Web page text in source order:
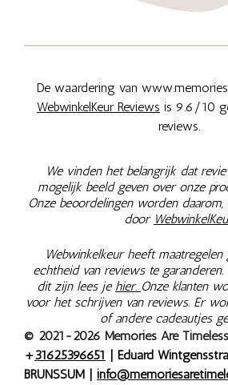
De waardering van
WebwinkelKeur Reviews is 9.6/10
reviews.
We vinden het belangrijk dat
mogelijk beeld geven over onze
Onze beoordelingen worden
door
Webwinkelkeur heeft
echtheid van reviews te garanderen.
dit zijn lees je hier. Onze klanten
voor het schrijven van reviews. Er
of andere cadeautjes
© 2021-2026 Memories Are Timeless
+31625396651 | Eduard
BRUNSSUM |